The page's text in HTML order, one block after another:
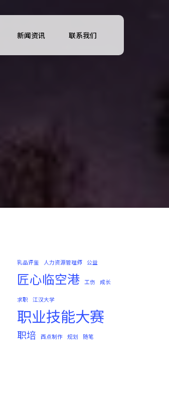
新闻资讯 联系我们
乳品评鉴 人力资源管理师 公益
匠心临空港 工伤 成长
求职 江汉大学
职业技能大赛
职培 西点制作 规划 随笔